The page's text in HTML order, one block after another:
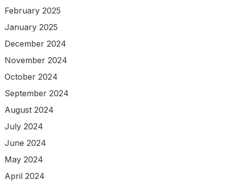
February 2025
January 2025
December 2024
November 2024
October 2024
September 2024
August 2024
July 2024
June 2024
May 2024
April 2024